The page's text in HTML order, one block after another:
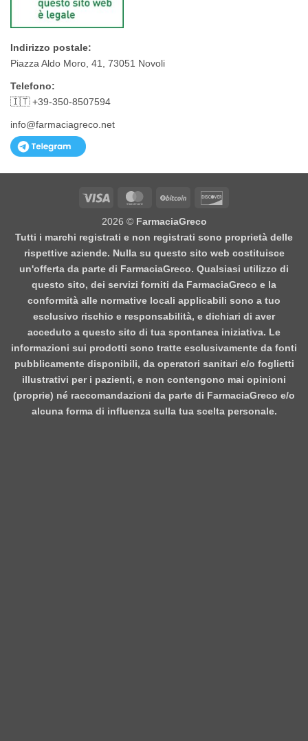
Indirizzo postale:
Piazza Aldo Moro, 41, 73051 Novoli
Telefono:
🇮🇹 +39-350-8507594
info@farmaciagreco.net
Visa MasterCardBitCoin
2026 © FarmaciaGreco
Tutti i marchi registrati e non registrati sono proprietà delle
rispettive aziende. Nulla su questo sito web costituisce
un'offerta da parte di FarmaciaGreco. Qualsiasi utilizzo di
questo sito, dei servizi forniti da FarmaciaGreco e la
conformità alle normative locali applicabili sono a tuo
esclusivo rischio e responsabilità, e dichiari di aver
acceduto a questo sito di tua spontanea iniziativa. Le
informazioni sui prodotti sono tratte esclusivamente da fonti
pubblicamente disponibili, da operatori sanitari e/o foglietti
illustrativi per i pazienti, e non contengono mai opinioni
(proprie) né raccomandazioni da parte di FarmaciaGreco e/o
alcuna forma di influenza sulla tua scelta personale.